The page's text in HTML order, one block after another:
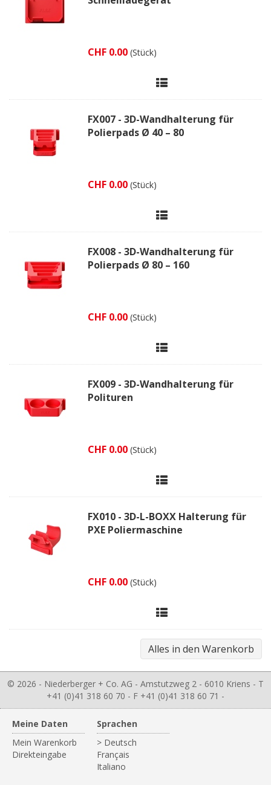
CHF 0.00 (Stück)
FX007 - 3D-Wandhalterung für
Polierpads Ø 40 – 80
CHF 0.00 (Stück)
FX008 - 3D-Wandhalterung für
Polierpads Ø 80 – 160
CHF 0.00 (Stück)
FX009 - 3D-Wandhalterung für
Polituren
CHF 0.00 (Stück)
FX010 - 3D-L-BOXX Halterung für
PXE Poliermaschine
CHF 0.00 (Stück)
© 2026 - Niederberger + Co. AG - Amstutzweg 2 - 6010 Kriens - T
+41 (0)41 318 60 70 - F +41 (0)41 318 60 71 -
Meine Daten
Mein Warenkorb
Direkteingabe
Sprachen
> Deutsch
Français
Italiano